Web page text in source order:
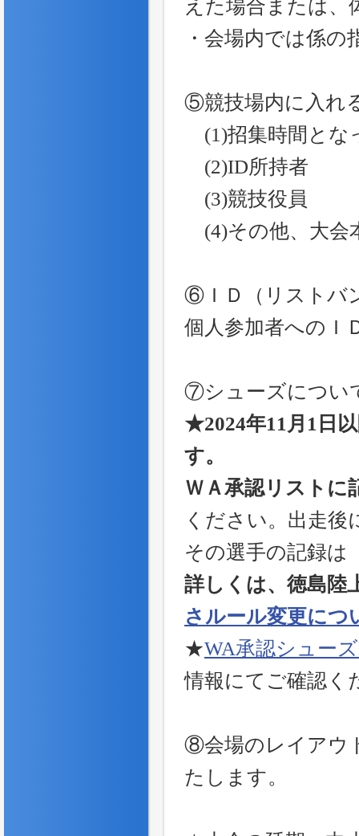
えた場合または、
・会場内では係
⑤競技場内に入れ
(1)招集時間とな
(2)ID所持者
(3)競技役員
(4)その他、大会
⑥ＩＤ（リストバ
個人参加者へのＩ
⑦シューズについ
★2024年11月1日
す。
ＷＡ承認リストに
ください。出走後
その選手の記録は
詳しくは、徳島陸
さルール変更につ
★WA承認シュー
情報にてご確認く
⑧会場のレイアウ
たします。